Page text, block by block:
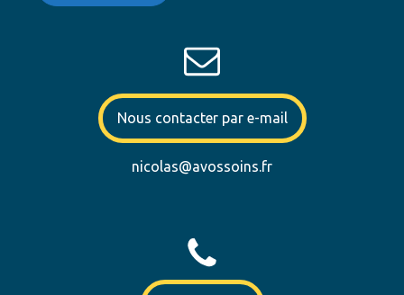
Nous contacter par e-mail
nicolas@avossoins.fr